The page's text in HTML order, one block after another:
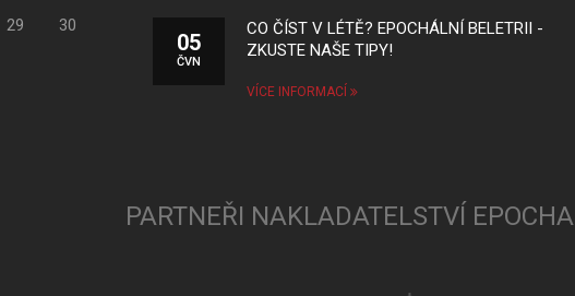
29 30
05
ČVN
CO ČÍST V LÉTĚ? EPOCHÁLNÍ BELETRII -
ZKUSTE NAŠE TIPY!
VÍCE INFORMACÍ
PARTNEŘI NAKLADATELSTVÍ EPOCHA